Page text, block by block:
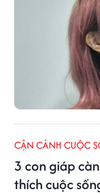
CẬN CẢNH CUỘC
3 con giáp
thích cuộc